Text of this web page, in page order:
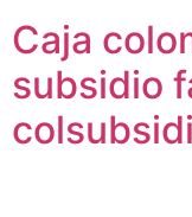
Caja
subsidio